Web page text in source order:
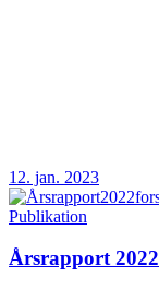
12. jan. 2023
Publikation
Årsrapport 2022